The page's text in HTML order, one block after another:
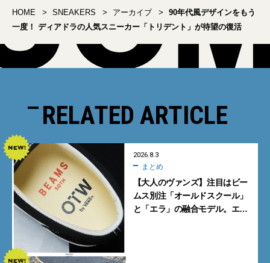
HOME SNEAKERS アーカイブ
90年代風デザインをもう
一度！ ディアドラの人気スニーカー「トリデント」が待望の復活
RELATED ARTICLE
2026.8.3
まとめ
【大人のヴァンズ】注目はビー
ムス別注「オールドスクール」
と「エラ」の融合モデル。エ